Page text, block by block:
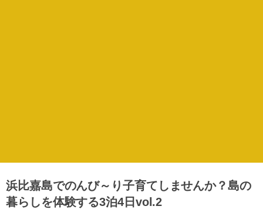
浜比嘉島でのんび～り子育てしませんか？島の
暮らしを体験する3泊4日vol.2